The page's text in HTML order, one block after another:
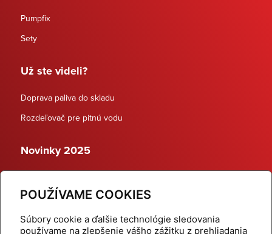
POUŽÍVAME COOKIES
Súbory cookie a ďalšie technológie sledovania
používame na zlepšenie vášho zážitku z prehliadania
Pumpfix
Sety
Už ste videli?
Doprava paliva do skladu
Rozdeľovač pre pitnú vodu
Novinky 2025
Dynamické termostatické ventily